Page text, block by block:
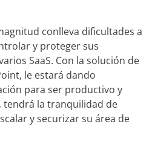
conlleva dificultades a
y proteger sus
SaaS. Con la solución de
le estará dando
para ser productivo y
tendrá la tranquilidad de
y securizar su área de